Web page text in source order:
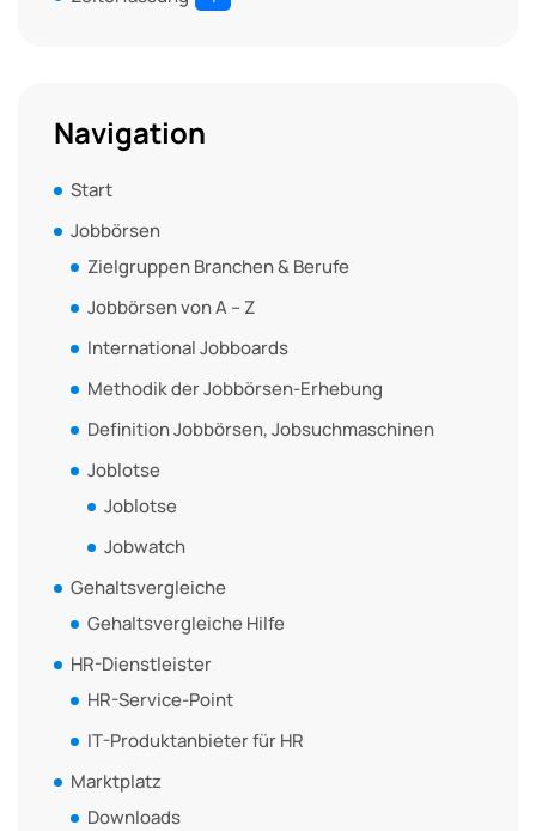
Navigation
Start
Jobbörsen
Zielgruppen Branchen & Berufe
Jobbörsen von A – Z
International Jobboards
Methodik der Jobbörsen-Erhebung
Definition Jobbörsen, Jobsuchmaschinen
Joblotse
Joblotse
Jobwatch
Gehaltsvergleiche
Gehaltsvergleiche Hilfe
HR-Dienstleister
HR-Service-Point
IT-Produktanbieter für HR
Marktplatz
Downloads